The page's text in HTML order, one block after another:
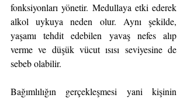
fonksiyonları yönetir. Medullaya etki ederek
alkol uykuya neden olur. Aynı şekilde,
yaşamı tehdit edebilen yavaş nefes alıp
verme ve düşük vücut ısısı seviyesine de
sebeb olabilir.
Bağımlılığın gerçekleşmesi yani kişinin